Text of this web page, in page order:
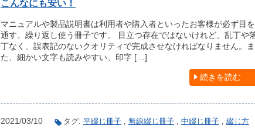
こんなにも安い！
マニュアルや製品説明書は利用者や購入者といったお客様が必ず目を
通す、繰り返し使う冊子です。 目立つ存在ではないけれど、乱丁や
丁なく、誤表記のないクオリティで完成させなければなりません。ま
た、細かい文字も読みやすい、印字 […]
続きを読む
2021/03/10 タグ: 平綴じ冊子 無線綴じ冊子 中綴じ冊子 綴じ方